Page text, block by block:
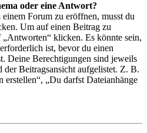
oder eine Antwort?
Forum zu eröffnen, musst du
Um auf einen Beitrag zu
„Antworten“ klicken. Es könnte sein,
ist, bevor du einen
Deine Berechtigungen sind jeweils
der Beitragsansicht aufgelistet. Z. B.
erstellen“, „Du darfst Dateianhänge